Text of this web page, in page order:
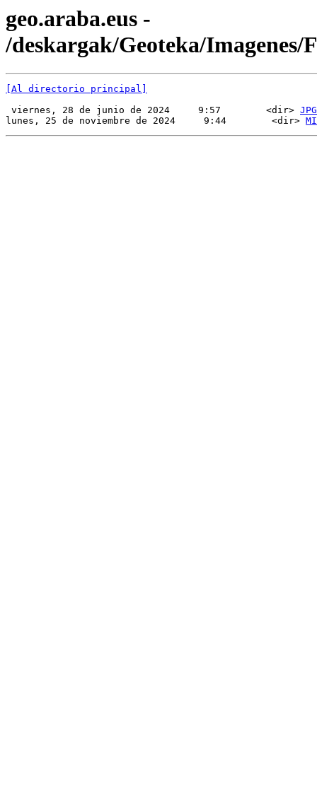
geo.araba.eus -
/deskargak/Geoteka/Imagenes/
[Al directorio principal]
viernes, 28 de junio de 2024     9:57        <dir> JPG
lunes, 25 de noviembre de 2024     9:44        <dir>